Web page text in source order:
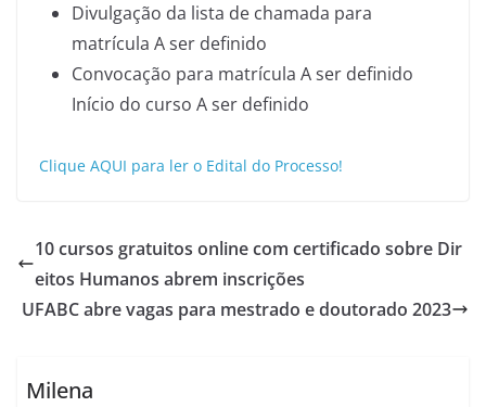
Divulgação da lista de chamada para
matrícula A ser definido
Convocação para matrícula A ser definido
Início do curso A ser definido
Clique AQUI para ler o Edital do Processo!
10 cursos gratuitos online com certificado sobre Dir
eitos Humanos abrem inscrições
UFABC abre vagas para mestrado e doutorado 2023
Milena